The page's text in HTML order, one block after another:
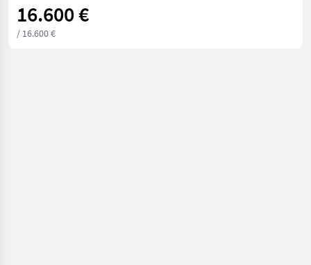
16.600 €
/ 16.600 €